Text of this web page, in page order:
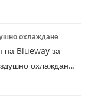
охлаждане
на Blueway за
охлаждане